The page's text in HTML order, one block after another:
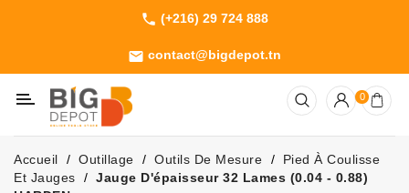
phone (+216) 29 724 888
email contact@bigdepot.tn
Machines
Outillage
Jardinage
Consommables
0
Accueil Outillage Outils De Mesure
Pied À Coulisse
Et Jauges
Jauge D'épaisseur 32 Lames (0.04 - 0.88)